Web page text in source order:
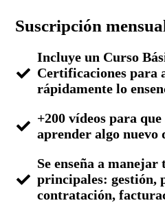
Suscripción
Incluye un Curso
Certificaciones para
rápidamente lo
+200 vídeos para
aprender algo nuevo
Se enseña a manejar
principales: gestión,
contratación,